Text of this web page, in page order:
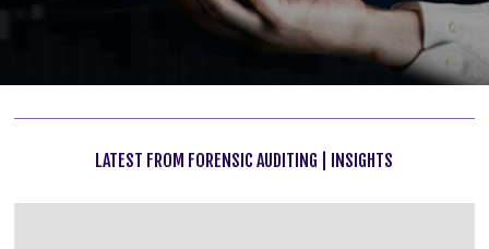
LATEST FROM FORENSIC AUDITING | INSIGHTS